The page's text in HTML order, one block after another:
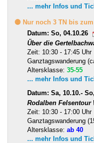
... mehr Infos und
🟡 Nur noch 3 TN bis
Datum: So, 04.10.26
Über die
Zeit: 10:30 - 17:45 Uhr
Ganztagswanderung
Altersklasse: 35-55
... mehr Infos und
Datum: Sa, 10.10.-
Rodalben Felsentour
Zeit: 10:30 - 17:00 Uhr
Ganztagswanderung
Altersklasse: ab 40
... mehr Infos und